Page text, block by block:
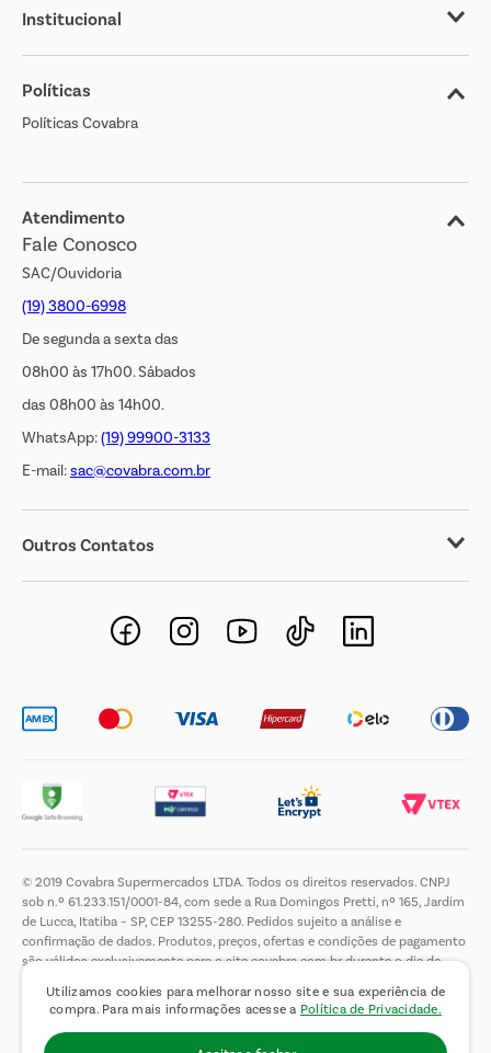
Utilizamos cookies para melhorar nosso site e sua experiência de
compra. Para mais informações acesse a Política de Privacidade.
Institucional
Sobre o Covabra
Nossas Lojas
Cliente Bem Estar
Jornal de Ofertas
Transparência Salarial
Políticas
Políticas Covabra
Atendimento
Fale Conosco
SAC/Ouvidoria
(19) 3800-6998
De segunda a sexta das
08h00 às 17h00. Sábados
das 08h00 às 14h00.
WhatsApp:(19) 99900-3133
E-mail:sac@covabra.com.br
Outros Contatos
Negócios Imobiliários
Novos Fornecedores
© 2019 Covabra Supermercados LTDA. Todos os direitos reservados. CNPJ
sob n.º 61.233.151/0001-84, com sede a Rua Domingos Pretti, nº 165, Jardim
de Lucca, Itatiba – SP, CEP 13255-280. Pedidos sujeito a análise e
confirmação de dados. Produtos, preços, ofertas e condições de pagamento
são válidos exclusivamente para o site covabra.com.br durante o dia de
de limitar a quantidade máxima de produtos por compra por cliente. Não
vendemos no atacado. Fotos meramente ilustrativas.É proibida a venda e a
entrega de bebidas alcoólicas a menores de 18 (dezoito) anos, conforme Lei